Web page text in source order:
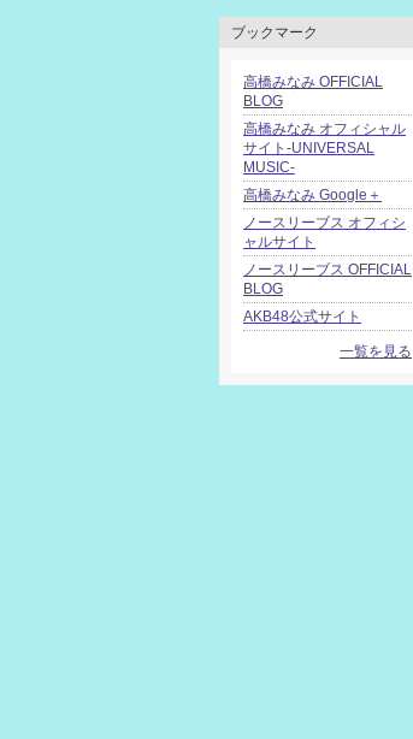
ブックマーク
高橋みなみ OFFICIAL
BLOG
高橋みなみ オフィシャル
サイト-UNIVERSAL
MUSIC-
高橋みなみ Google＋
ノースリーブス オフィシ
ャルサイト
ノースリーブス OFFICIAL
BLOG
AKB48公式サイト
一覧を見る